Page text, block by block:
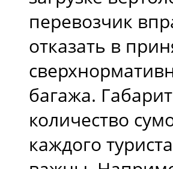
перевозчик
отказать в
багажа.
количество
каждого